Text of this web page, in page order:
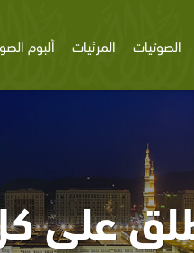
الصوتيات المرئيات ألبوم
على